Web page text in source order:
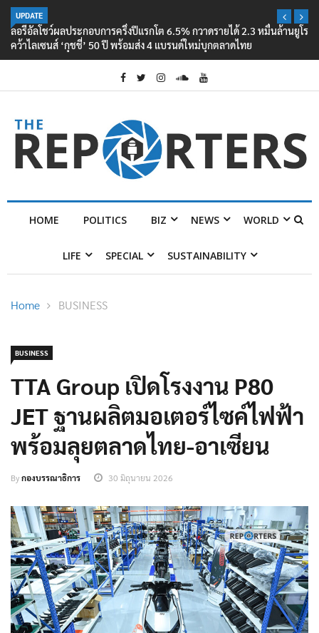
UPDATE
ลอรีอัลโชว์ผลประกอบการครึ่งปีแรกโต 6.5% กวาดรายได้ 2.3 หมื่นล้านยูโร
คว้าไลเซนส์ ‘กุชชี่’ 50 ปี พร้อมส่ง 4 แบรนด์ใหม่บุกตลาดไทย
HOME POLITICS BIZ NEWS WORLD
LIFE SPECIAL SUSTAINABILITY
Home BUSINESS
BUSINESS
TTA Group เปิดโรงงาน P80
JET ฐานผลิตมอเตอร์ไซค์ไฟฟ้า
พร้อมลุยตลาดไทย-อาเซียน
Byกองบรรณาธิการ 30 มิถุนายน 2026